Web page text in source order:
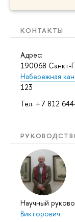
КОНТАКТЫ
Адрес:
190068 Санкт-
Набережная
123
Тел. +7 812
Научный
Викторович